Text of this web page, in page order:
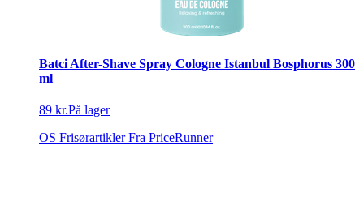
Batci After-Shave Spray Cologne Istanbul Bosphorus 300
ml
89 kr.På lager
OS Frisørartikler Fra PriceRunner